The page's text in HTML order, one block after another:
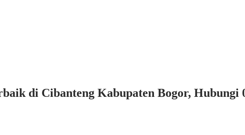
di Cibanteng Kabupaten Bogor, Hubungi